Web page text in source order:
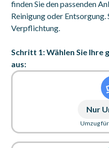
finden Sie den passenden
Reinigung oder Entsorgung.
Verpflichtung.
Schritt 1: Wählen Sie
aus:
Nur
Umzug